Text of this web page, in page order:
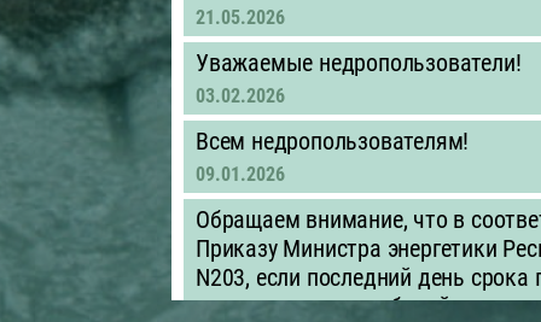
21.05.2026
Уважаемые недропользователи!
03.02.2026
Всем недропользователям!
09.01.2026
Обращаем внимание, что в
Приказу Министра энергетики
N203, если последний день
приходится на нерабочий день,